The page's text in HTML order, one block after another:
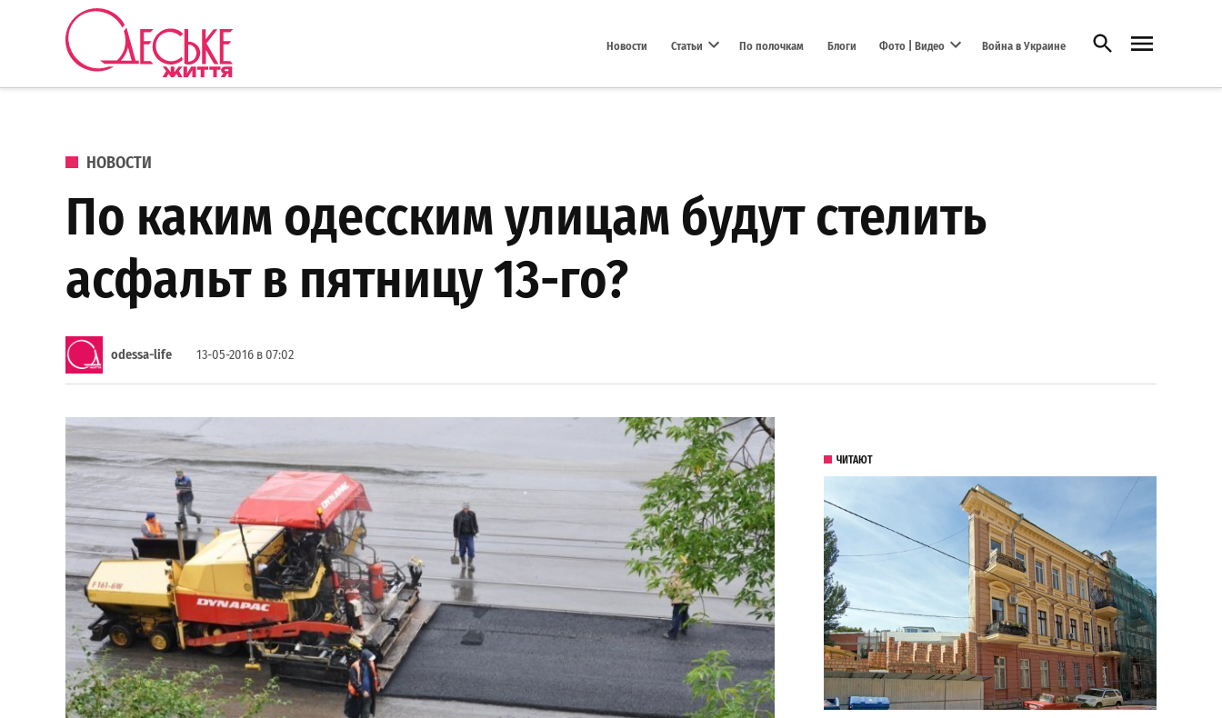
Перейти к содержанию
Новости Статьи По полочкам Блоги Фото | Видео Война в Украине Открыть поиск
ОПУБЛИКОВАНО В
НОВОСТИ
По каким одесским улицам будут стелить
асфальт в пятницу 13-го?
odessa-life 13-05-2016 в 07:02
ЧИТАЮТ